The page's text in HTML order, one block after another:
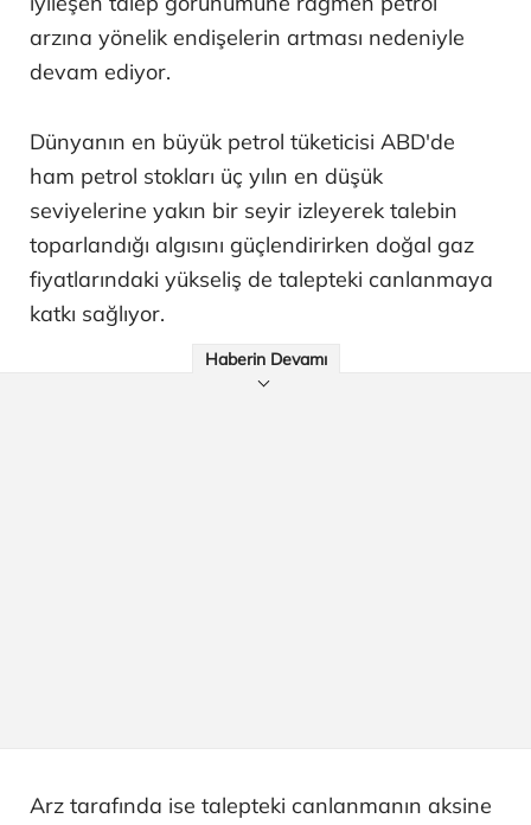
arzına yönelik endişelerin artması nedeniyle
devam ediyor.
Dünyanın en büyük petrol tüketicisi ABD'de
ham petrol stokları üç yılın en düşük
seviyelerine yakın bir seyir izleyerek talebin
toparlandığı algısını güçlendirirken doğal gaz
fiyatlarındaki yükseliş de talepteki canlanmaya
katkı sağlıyor.
Haberin Devamı
Arz tarafında ise talepteki canlanmanın aksine